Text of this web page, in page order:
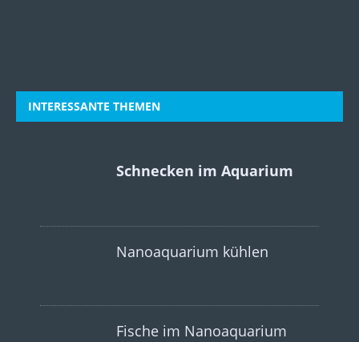
INTERESSANTE THEMEN
Schnecken im Aquarium
Nanoaquarium kühlen
Fische im Nanoaquarium